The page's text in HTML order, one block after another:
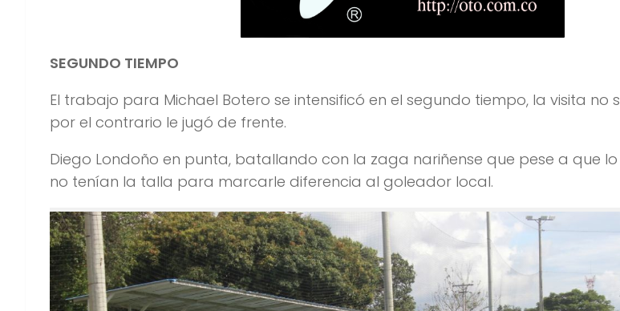
SEGUNDO TIEMPO
El trabajo para Michael Botero se intensificó en el segundo tiempo, la visita no
por el contrario le jugó de frente.
Diego Londoño en punta, batallando con la zaga nariñense que pese a que
no tenían la talla para marcarle diferencia al goleador local.